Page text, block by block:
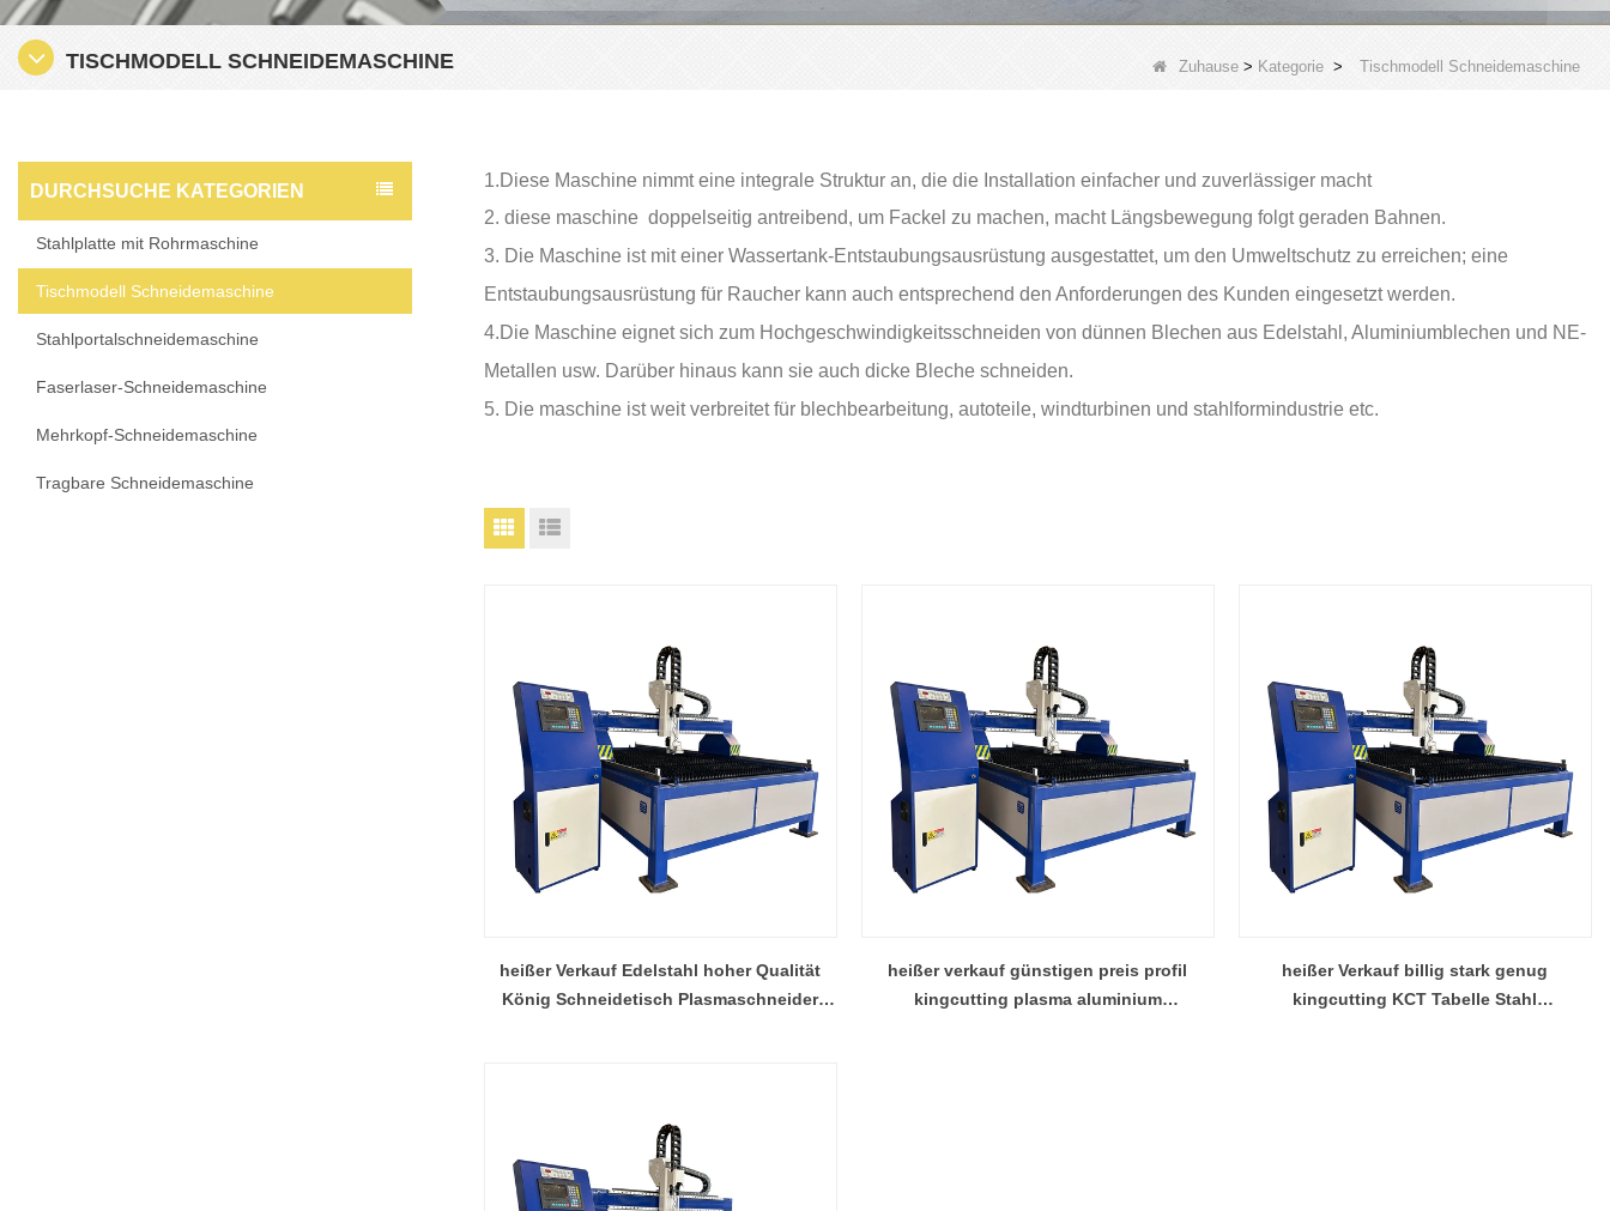
TISCHMODELL SCHNEIDEMASCHINE Zuhause > Kategorie > Tischmodell Schneidemaschine
DURCHSUCHE KATEGORIEN
Stahlplatte mit Rohrmaschine
Tischmodell Schneidemaschine
Stahlportalschneidemaschine
Faserlaser-Schneidemaschine
Mehrkopf-Schneidemaschine
Tragbare Schneidemaschine
1.Diese Maschine nimmt eine integrale Struktur an, die die Installation einfacher und zuverlässiger macht
2. diese maschine doppelseitig antreibend, um Fackel zu machen, macht Längsbewegung folgt geraden Bahnen.
3. Die Maschine ist mit einer Wassertank-Entstaubungsausrüstung ausgestattet, um den Umweltschutz zu erreichen; eine
Entstaubungsausrüstung für Raucher kann auch entsprechend den Anforderungen des Kunden eingesetzt werden.
4.Die Maschine eignet sich zum Hochgeschwindigkeitsschneiden von dünnen Blechen aus Edelstahl, Aluminiumblechen und NE-
Metallen usw. Darüber hinaus kann sie auch dicke Bleche schneiden.
5. Die maschine ist weit verbreitet für blechbearbeitung, autoteile, windturbinen und stahlformindustrie etc.
heißer Verkauf Edelstahl hoher Qualität
König Schneidetisch Plasmaschneider
heißer verkauf günstigen preis profil
kingcutting plasma aluminium
heißer Verkauf billig stark genug
kingcutting KCT Tabelle Stahl